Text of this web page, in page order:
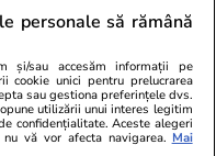
personale să rămână
și/sau accesăm informații pe
cookie unici pentru prelucrarea
sau gestiona preferințele dvs.
utilizării unui interes legitim
confidențialitate. Aceste alegeri
vă vor afecta navigarea. Mai